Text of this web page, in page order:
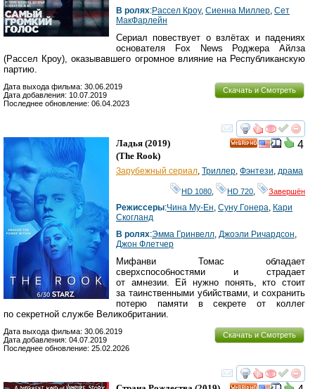
В ролях:Рассел Кроу, Сиенна Миллер, Сет
МакФарлейн
Сериал повествует о взлётах и падениях
основателя Fox News Роджера Айлза
(Рассел Кроу), оказывавшего огромное влияние на Республиканскую
партию.
Скачать и Смотреть
Дата выхода фильма: 30.06.2019
Дата добавления: 10.07.2019
Последнее обновление: 06.04.2023
смотреть
4
Ладья (2019)
(The Rook)
Зарубежный сериал, Триллер, Фэнтези, драма
HD 1080 HD 720 Завершён
Режиссеры:Чина Му-Ен, Суну Гонера, Кари
Скогланд
В ролях:Эмма Гринвелл, Джоэли Ричардсон,
Джон Флетчер
Мифанви Томас обладает
сверхспособностями и страдает
от амнезии. Ей нужно понять, кто стоит
за таинственными убийствами, и сохранить
потерю памяти в секрете от коллег
по секретной службе Великобритании.
Скачать и Смотреть
Дата выхода фильма: 30.06.2019
Дата добавления: 04.07.2019
Последнее обновление: 25.02.2026
смотреть